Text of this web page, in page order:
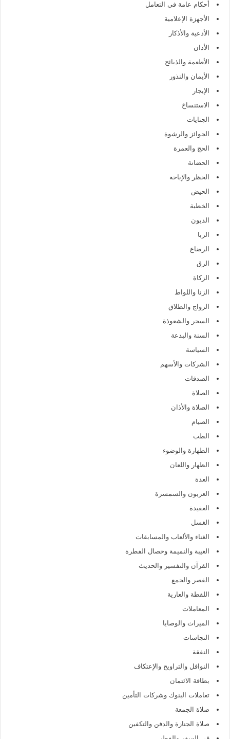
أحكام عامة في التعامل
الأجهزة الإعلامية
الأدعية والأذكار
الأذان
الأطعمة والذبائح
الأيمان والنذور
الإيجار
الاستنساخ
الجنايات
الجوائز والرشوة
الحج والعمرة
الحضانة
الحظر والإباحة
الحيض
الخطبة
الديون
الربا
الرضاع
الرق
الزكاة
الزنا واللواط
الزواج والطلاق
السحر والشعوذة
السنة والبدعة
السياسة
الشركات والأسهم
الصدقات
الصلاة
الصلاة والأذان
الصيام
الطب
الطهارة والوضوء
الظهار واللعان
العدة
العربون والسمسرة
العقيدة
الغسل
الغناء والألعاب والمسابقات
الغيبة والنميمة وخصال الفطرة
القرآن والتفسير والحديث
القصر والجمع
اللقطة والعارية
المعاملات
الميراث والوصايا
النجاسات
النفقة
النوافل والتراويح والإعتكاف
بطاقة الائتمان
تعاملات البنوك وشركات التأمين
صلاة الجمعة
صلاة الجنازة والدفن والتكفين